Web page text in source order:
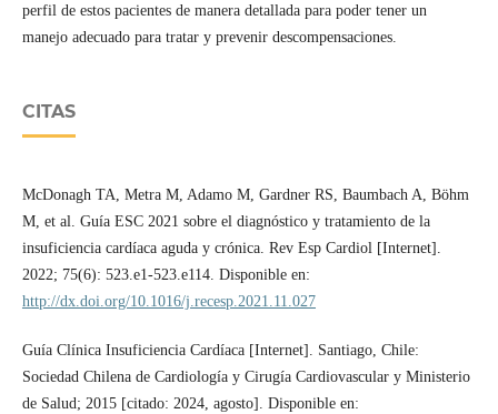
perfil de estos pacientes de manera detallada para poder tener un
manejo adecuado para tratar y prevenir descompensaciones.
CITAS
McDonagh TA, Metra M, Adamo M, Gardner RS, Baumbach A, Böhm
M, et al. Guía ESC 2021 sobre el diagnóstico y tratamiento de la
insuficiencia cardíaca aguda y crónica. Rev Esp Cardiol [Internet].
2022; 75(6): 523.e1-523.e114. Disponible en:
http://dx.doi.org/10.1016/j.recesp.2021.11.027
Guía Clínica Insuficiencia Cardíaca [Internet]. Santiago, Chile:
Sociedad Chilena de Cardiología y Cirugía Cardiovascular y Ministerio
de Salud; 2015 [citado: 2024, agosto]. Disponible en: